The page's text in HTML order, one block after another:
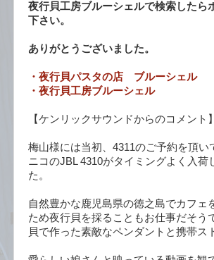
夜行貝工房ブルーシェルで検索したら
下さい。
ありがとうございました。
・夜行貝パスタの店 ブルーシェル
・夜行貝工房ブルーシェル
【ケンリックサウンドからのコメント】
梅山様には当初、4311のご予約を頂
ニコのJBL 4310がタイミングよく入
た。
自然豊かな鹿児島県の徳之島でカフ
ため夜行貝を採ることもお仕事だそ
貝で作った素敵なペンダントと携帯ス